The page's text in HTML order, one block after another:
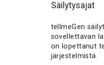
Säilytysajat
tellmeGen
sovellettavan
on lopettanut
järjestelmistä.